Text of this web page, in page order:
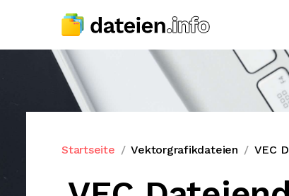
Startseite Vektorgrafikdateien VEC